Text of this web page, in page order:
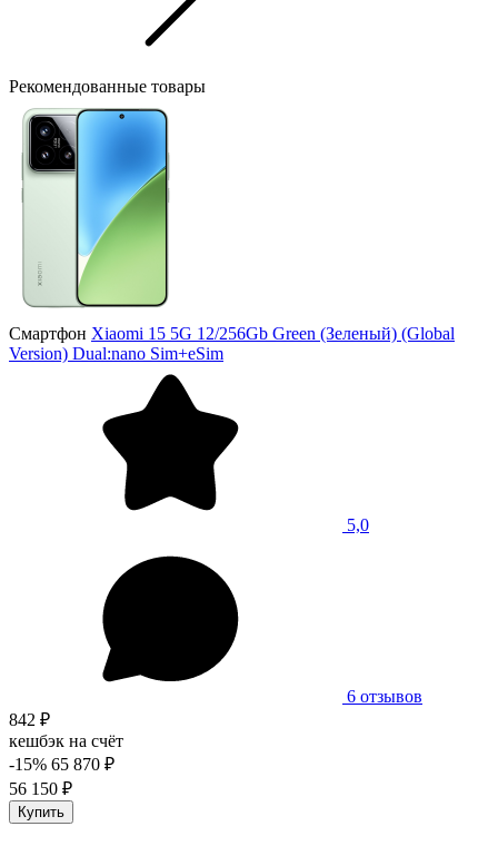
Рекомендованные товары
Смартфон Xiaomi 15 5G 12/256Gb Green (Зеленый) (Global
Version) Dual:nano Sim+eSim
5,0
6 отзывов
842 ₽
кешбэк на счёт
-15% 65 870 ₽
56 150 ₽
Купить